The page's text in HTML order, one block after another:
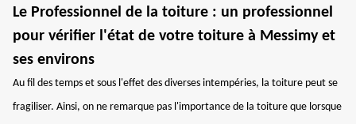
Le Professionnel de la toiture : un professionnel
pour vérifier l'état de votre toiture à Messimy et
ses environs
Au fil des temps et sous l'effet des diverses intempéries, la toiture peut se
fragiliser. Ainsi, on ne remarque pas l'importance de la toiture que lorsque